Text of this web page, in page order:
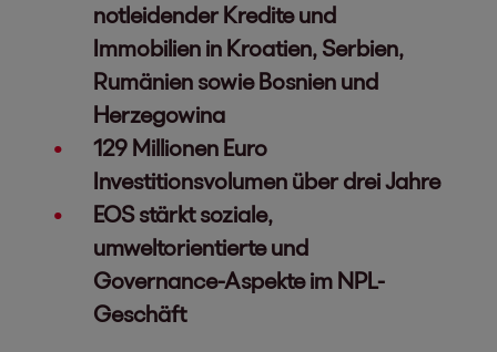
notleidender Kredite und
Immobilien in Kroatien, Serbien,
Rumänien sowie Bosnien und
Herzegowina
129 Millionen Euro
Investitionsvolumen über drei Jahre
EOS stärkt soziale,
umweltorientierte und
Governance-Aspekte im NPL-
Geschäft